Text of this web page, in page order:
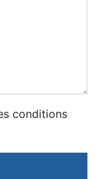
conditions